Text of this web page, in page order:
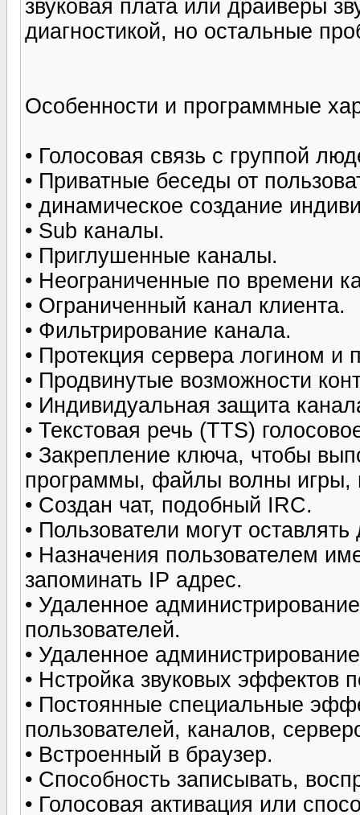
звуковая плата или драйверы
диагностикой, но остальные
Особенности и программные
• Голосовая связь с группой
• Приватные беседы от
• динамическое создание
• Sub каналы.
• Приглушенные каналы.
• Неограниченные по времени
• Ограниченный канал клиента.
• Фильтрирование канала.
• Протекция сервера логином и
• Продвинутые возможности
• Индивидуальная защита
• Текстовая речь (TTS)
• Закрепление ключа, чтобы
программы, файлы волны игры,
• Создан чат, подобный IRC.
• Пользователи могут
• Назначения пользователем
запоминать IP адрес.
• Удаленное
пользователей.
• Удаленное
• Нстройка звуковых эффектов
• Постоянные специальные
пользователей, каналов,
• Встроенный в браузер.
• Способность записывать,
• Голосовая активация или